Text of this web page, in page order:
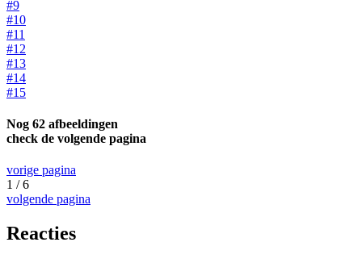
#9
#10
#11
#12
#13
#14
#15
Nog 62 afbeeldingen
check de volgende pagina
vorige pagina
1 / 6
volgende pagina
Reacties